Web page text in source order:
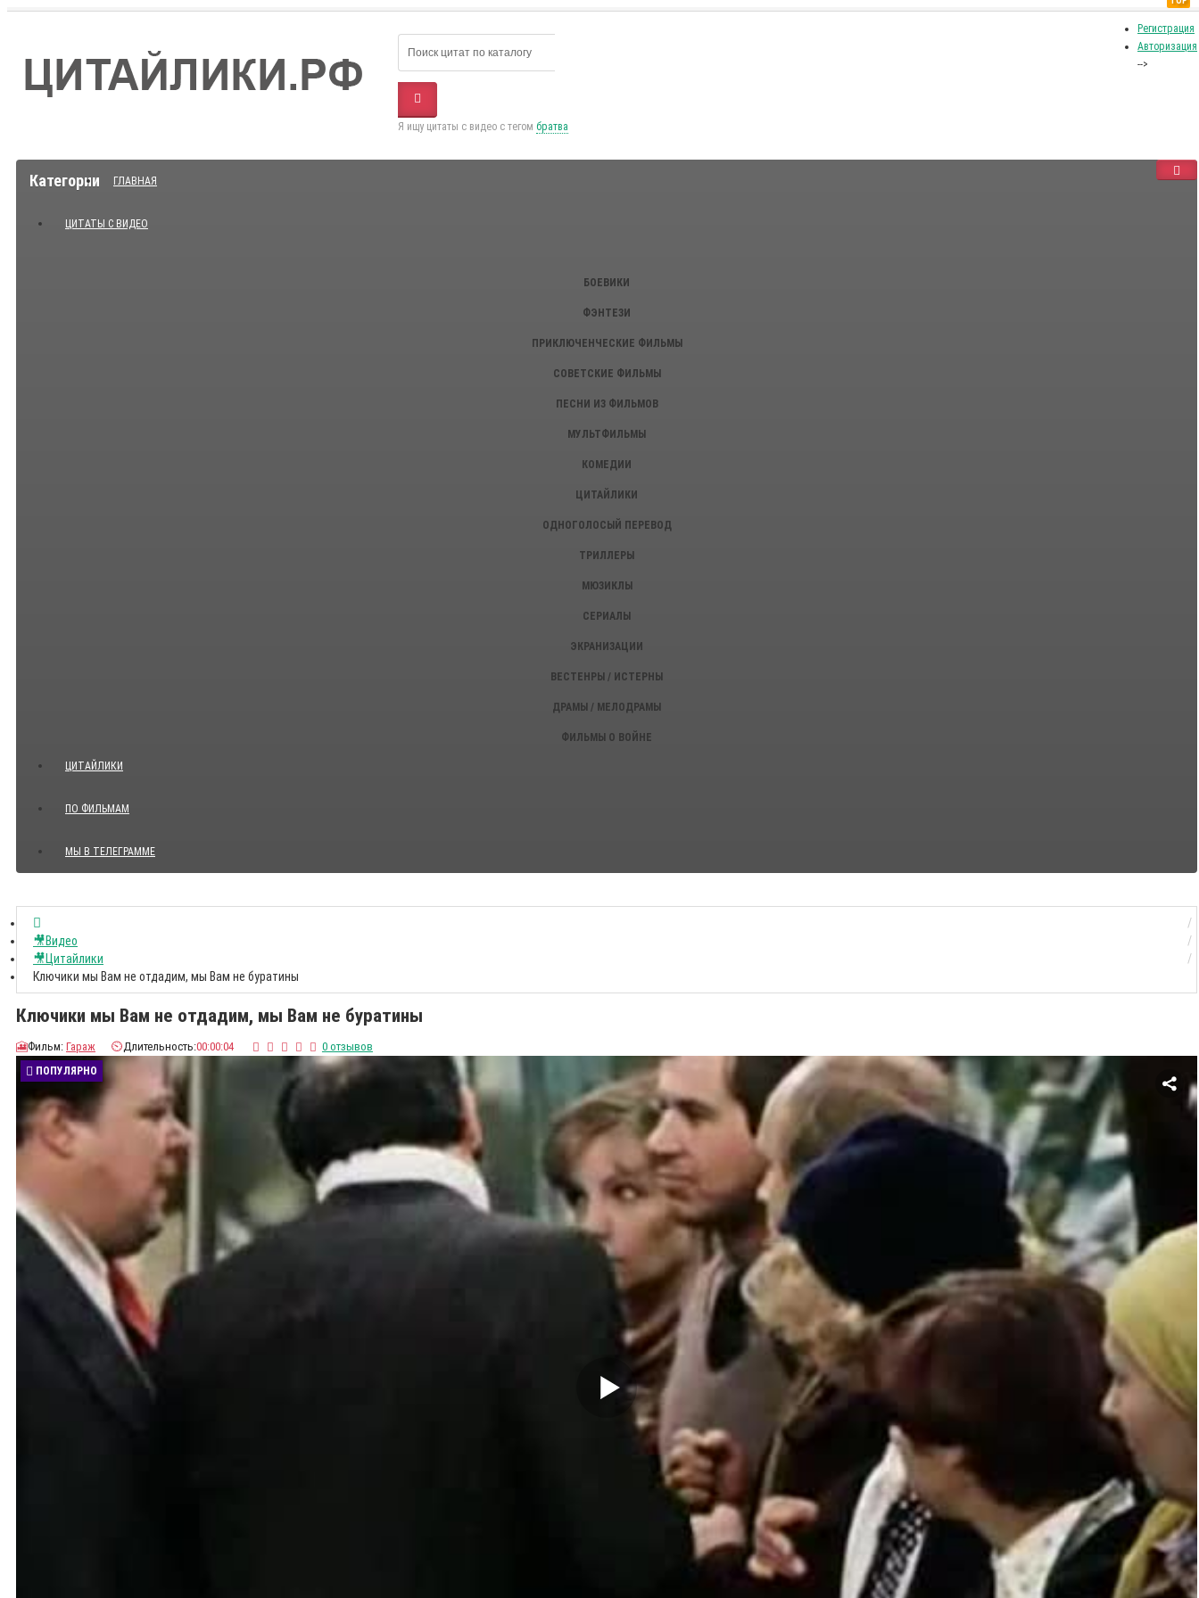
Регистрация
Авторизация
-->
Я ищу цитаты с видео с тегом братва
Категории ГЛАВНАЯ
ЦИТАТЫ С ВИДЕО
БОЕВИКИ
ФЭНТЕЗИ
ПРИКЛЮЧЕНЧЕСКИЕ ФИЛЬМЫ
СОВЕТСКИЕ ФИЛЬМЫ
ПЕСНИ ИЗ ФИЛЬМОВ
МУЛЬТФИЛЬМЫ
КОМЕДИИ
ЦИТАЙЛИКИ
ОДНОГОЛОСЫЙ ПЕРЕВОД
ТРИЛЛЕРЫ
МЮЗИКЛЫ
СЕРИАЛЫ
ЭКРАНИЗАЦИИ
ВЕСТЕНРЫ / ИСТЕРНЫ
ДРАМЫ / МЕЛОДРАМЫ
ФИЛЬМЫ О ВОЙНЕ
Показать все Цитаты с видео
ЦИТАЙЛИКИ
ПО ФИЛЬМАМ
МЫ В ТЕЛЕГРАММЕ
🎥Видео
🎥Цитайлики
Ключики мы Вам не отдадим, мы Вам не буратины
Ключики мы Вам не отдадим, мы Вам не буратины
🎦Фильм: Гараж ⏲️Длительность:00:00:04 0 отзывов
ПОПУЛЯРНО